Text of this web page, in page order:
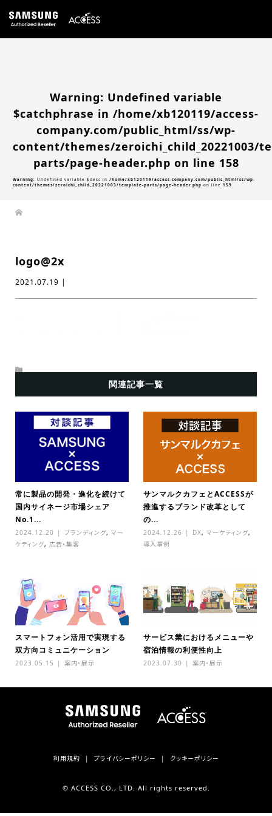
Warning : Attempt to read property "slug" on null in
company.com/public_html/ss/wp-content/themes/zeroichi_child_20221003/single.php
Warning: Undefined variable
$catchphrase in /home/xb120119/access-
company.com/public_html/ss/wp-
content/themes/zeroichi_child_20221003/
parts/page-header.php on line 158
Warning: Undefined variable $desc in /home/xb120119/access-company.com/public_html/ss/wp-
content/themes/zeroichi_child_20221003/template-parts/page-header.php on line 159
logo@2x
2021.07.19 |
関連記事一覧
常に製品の開発・進化を続けて
国内サイネージ市場シェア
No.1...
2024.12.20 ブランディング, マー
ケティング, 広告・集客
サンマルクカフェとACCESSが
推進するブランド改革として
の...
2024.12.26 DX,マーケティング,
導入事例
スマートフォン活用で実現する
双方向コミュニケーション
2023.05.15 案内・展示
サービス業におけるメニューや
宿泊情報の利便性向上
2023.07.30 案内・展示
利用規約 プライバシーポリシー クッキーポリシー
© ACCESS CO., LTD. All rights reserved.